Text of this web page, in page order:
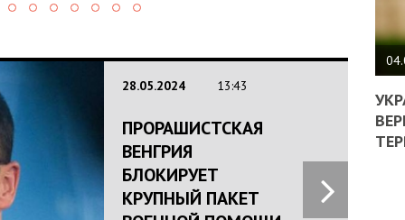
28.05.2024 13:43
ПРОРАШИСТСКАЯ
ВЕНГРИЯ
БЛОКИРУЕТ
КРУПНЫЙ ПАКЕТ
НА